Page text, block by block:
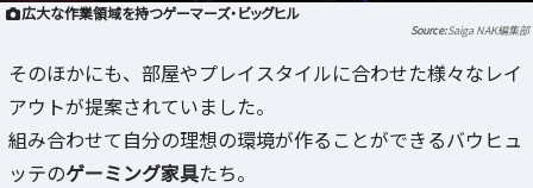
広大な作業領域を持つゲーマーズ・ビッグヒル
Saiga NAK編集部
そのほかにも、部屋やプレイスタイルに合わせた様々なレイ
アウトが提案されていました。
組み合わせて自分の理想の環境が作ることができるバウヒュ
ッテのゲーミング家具たち。